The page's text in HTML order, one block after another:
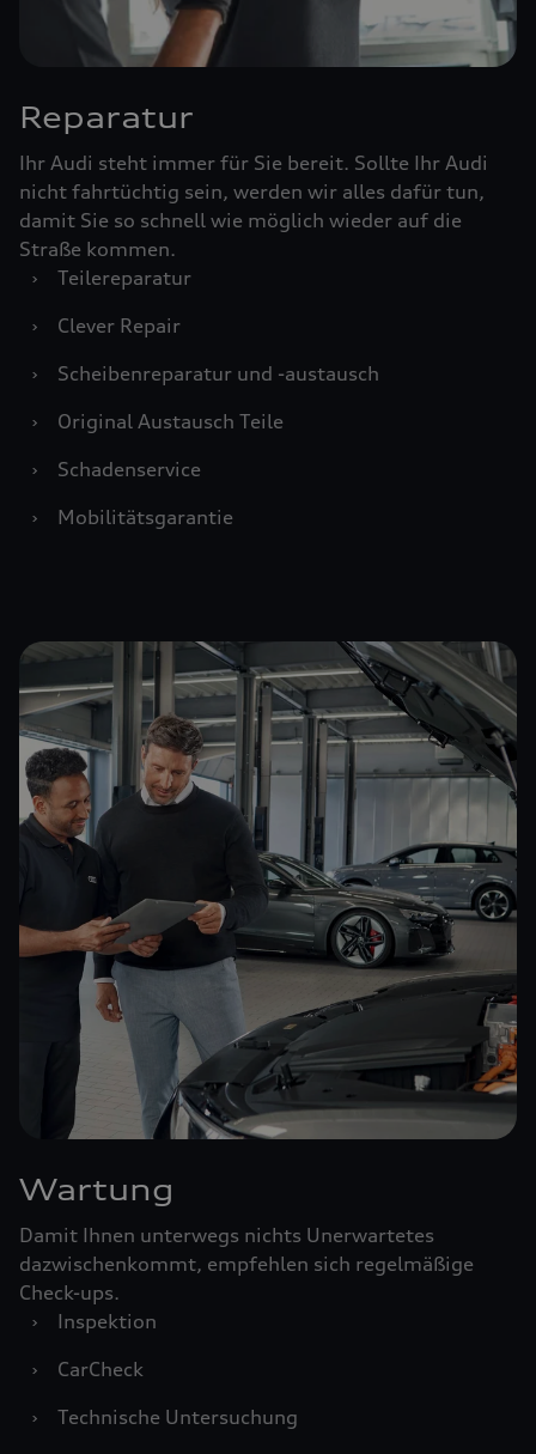
Reparatur
Ihr Audi steht immer für Sie bereit. Sollte Ihr Audi
nicht fahrtüchtig sein, werden wir alles dafür tun,
damit Sie so schnell wie möglich wieder auf die
Straße kommen.
›
Teilereparatur
›
Clever Repair
›
Scheibenreparatur und -austausch
›
Original Austausch Teile
›
Schadenservice
›
Mobilitätsgarantie
Wartung
Damit Ihnen unterwegs nichts Unerwartetes
dazwischenkommt, empfehlen sich regelmäßige
Check-ups.
›
Inspektion
›
CarCheck
›
Technische Untersuchung